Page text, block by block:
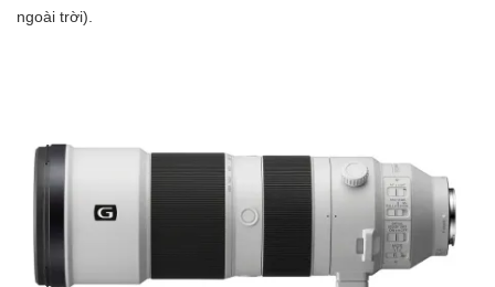
ngoài trời).